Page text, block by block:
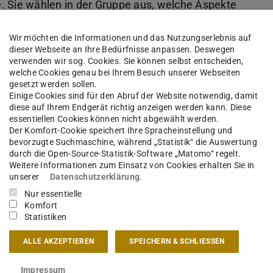
wählen in der Gruppe aus, welche Aspekte
Auch entscheiden Sie als Gruppe, mit
Wichtig: Der KörperRAUM soll aus einem
zur Fügung ist akzeptabel, sollte aber
stehen Ihnen 35 Euro. Dokumentieren
bearbeiteten Raumsequenz, aus der Ihre
Projektwoche findet die Begehung aller
vor, in der Sie Ihren gemeinschaftlichen
Fotoreihe ein.
der interdisziplinären Gruppe und analysieren
und Defizite. Ihre spätere Konzeption vereint
miteinander.
in der Gruppe und allein. Lesen Sie in
Wir möchten die Informationen und das Nutzungserlebnis auf
dieser Webseite an Ihre Bedürfnisse anpassen. Deswegen
verwenden wir sog. Cookies. Sie können selbst entscheiden,
welche Cookies genau bei Ihrem Besuch unserer Webseiten
gesetzt werden sollen.
Einige Cookies sind für den Abruf der Website notwendig, damit
diese auf Ihrem Endgerät richtig anzeigen werden kann. Diese
essentiellen Cookies können nicht abgewählt werden.
Der Komfort-Cookie speichert Ihre Spracheinstellung und
bevorzugte Suchmaschine, während „Statistik“ die Auswertung
durch die Open-Source-Statistik-Software „Matomo“ regelt.
Weitere Informationen zum Einsatz von Cookies erhalten Sie in
unserer
Datenschutzerklärung.
Nur essentielle
Komfort
Statistiken
ALLE AKZEPTIEREN SPEICHERN & SCHLIESSEN
Impressum